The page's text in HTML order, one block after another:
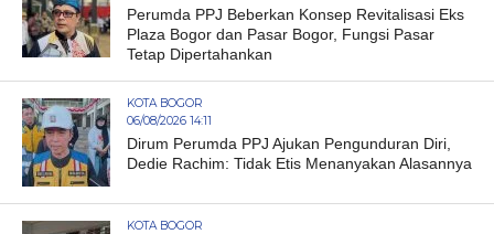
Perumda PPJ Beberkan Konsep Revitalisasi Eks
Plaza Bogor dan Pasar Bogor, Fungsi Pasar
Tetap Dipertahankan
KOTA BOGOR
06/08/2026 14:11
Dirum Perumda PPJ Ajukan Pengunduran Diri,
Dedie Rachim: Tidak Etis Menanyakan Alasannya
KOTA BOGOR